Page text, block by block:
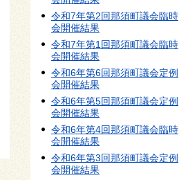
令和7年第2回那須町議会臨時
会開催結果
令和7年第1回那須町議会臨時
会開催結果
令和6年第6回那須町議会定例
会開催結果
令和6年第5回那須町議会定例
会開催結果
令和6年第4回那須町議会臨時
会開催結果
令和6年第3回那須町議会定例
会開催結果